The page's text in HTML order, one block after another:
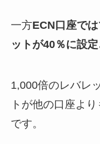
一方ECN口座で
ットが40％に設定
1,000倍のレバレ
トが他の口座よ
です。